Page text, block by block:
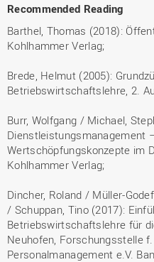
Recommended Reading
Barthel, Thomas (2018):
Kohlhammer Verlag;
Brede, Helmut (2005):
Betriebswirtschaftslehre, 2.
Burr, Wolfgang / Michael,
Dienstleistungsmanagement
Wertschöpfungskonzepte im
Kohlhammer Verlag;
Dincher, Roland / Müller-
/ Schuppan, Tino (2017):
Betriebswirtschaftslehre für
Neuhofen, Forschungsstelle
Personalmanagement e.V.